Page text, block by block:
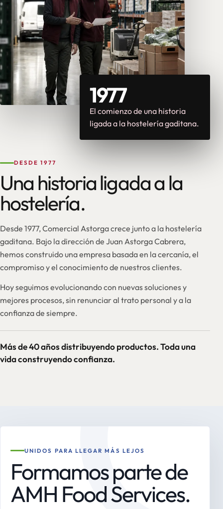
1977
El comienzo de una historia
ligada a la hostelería gaditana.
DESDE 1977
Una historia ligada a la
hostelería.
Desde 1977, Comercial Astorga crece junto a la hostelería
gaditana. Bajo la dirección de Juan Astorga Cabrera,
hemos construido una empresa basada en la cercanía, el
compromiso y el conocimiento de nuestros clientes.
Hoy seguimos evolucionando con nuevas soluciones y
mejores procesos, sin renunciar al trato personal y a la
confianza de siempre.
Más de 40 años distribuyendo productos. Toda una
vida construyendo confianza.
UNIDOS PARA LLEGAR MÁS LEJOS
Formamos parte de
AMH Food Services.